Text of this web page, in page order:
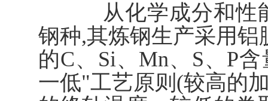
从化学成分和性能
钢种,其炼钢生产采用
的C、Si、Mn、S、P
一低"工艺原则(较高的